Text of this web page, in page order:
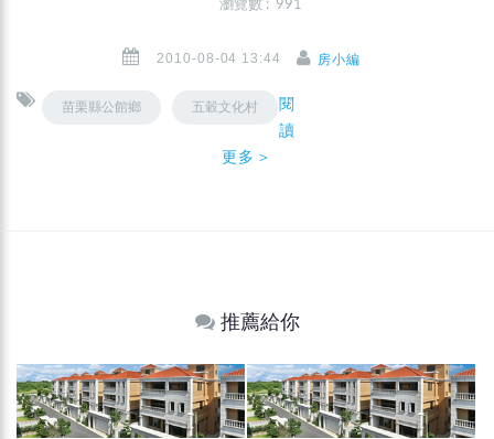
瀏覽數 : 991
2010-08-04 13:44 房小編
苗栗縣公館鄉 五穀文化村
閱
讀
更多＞
推薦給你